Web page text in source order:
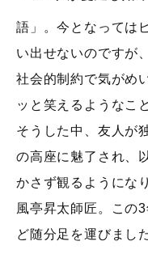
語」。今となっては
い出せないのですが
社会的制約で気がめ
ッと笑えるようなこ
そうした中、友人が
の高座に魅了され、
かさず観るようにな
風亭昇太師匠。この
ど随分足を運びまし